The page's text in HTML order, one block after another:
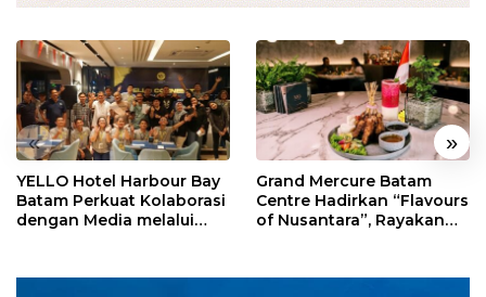
« »
YELLO Hotel Harbour Bay
Batam Perkuat Kolaborasi
dengan Media melalui
Grand Mercure Batam
Centre Hadirkan “Flavours
of Nusantara”, Rayakan